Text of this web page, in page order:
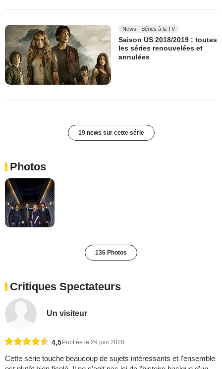
News - Séries à la TV
Saison US 2018/2019 : toutes
les séries renouvelées et
annulées
19 news sur cette série
Photos
136 Photos
Critiques Spectateurs
Un visiteur
4,5 Publiée le 29 juin 2020
Cette série touche beaucoup de sujets intéressants et l'ensemble